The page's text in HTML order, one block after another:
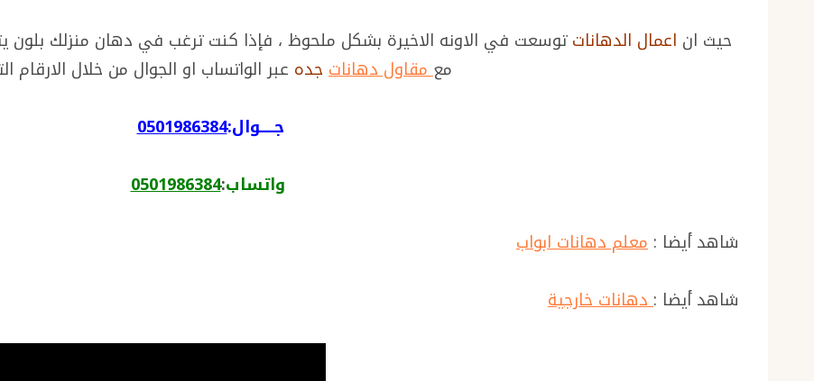
حيث ان اعمال الدهاناتتوسعت في الاونه الاخيرة بشكل ملحوظ ، فإذا كنت ترغب في دهان منزلك
معمقاول دهانات جده عبر الواتساب او الجوال من خلال الارقام
جـــــوال:0501986384
واتساب:
0501986384
شاهد أيضا : معلم دهانات ابواب
شاهد أيضا :دهانات خارجية